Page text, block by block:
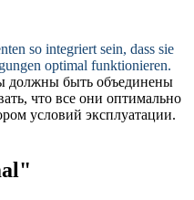
so integriert sein, dass sie
optimal funktionieren.
должны быть объединены
что все они оптимально
условий эксплуатации.